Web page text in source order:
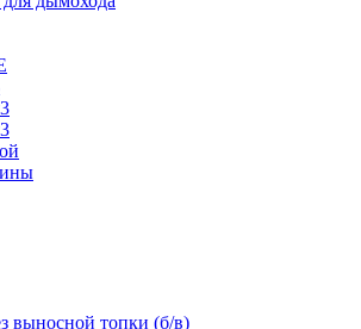
выносной топки (б/в)